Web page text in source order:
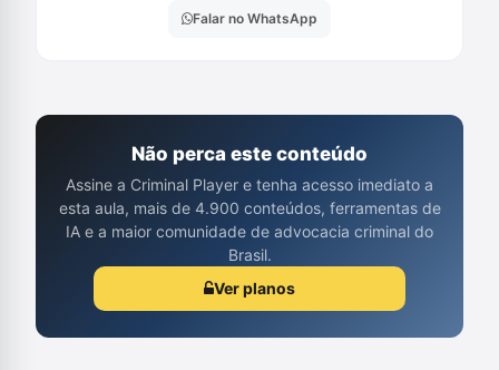
Falar no WhatsApp
Não perca este conteúdo
Assine a Criminal Player e tenha acesso imediato a
esta aula, mais de 4.900 conteúdos, ferramentas de
IA e a maior comunidade de advocacia criminal do
Brasil.
Ver planos